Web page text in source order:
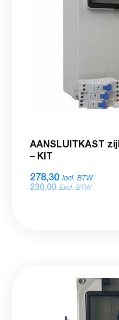
AANSLUITKAST
– KIT
278,30 Incl. BTW
230,00 Excl. BTW